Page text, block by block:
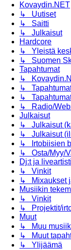
Kovaydin.NET
↳ Uutiset
↳ Saitti
↳ Julkaisut
Hardcore
↳ Yleistä
↳ Suomen
Tapahtumat
↳
↳
↳
↳ Radio/
Julkaisut
↳ Julkaisut
↳ Julkaisut
↳ Irtobiisien
↳ Osta/Myy/
Dj:t ja
↳ Vinkit
↳ Mixaukset
Musiikin
↳ Vinkit
↳ Projektit/
Muut
↳ Muu
↳ Muut
↳ Ylijäämä